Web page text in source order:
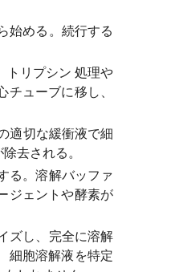
始める。続行する
トリプシン 処理や
ューブに移し、
適切な緩衝液で細
去される。
る。溶解バッファ
ジェントや酵素が
ズし、完全に溶解
細胞溶解液を特定